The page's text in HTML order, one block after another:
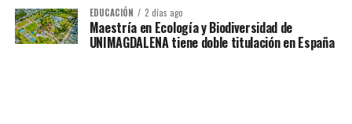
EDUCACIÓN 2 días ago
Maestría en Ecología y Biodiversidad de
UNIMAGDALENA tiene doble titulación en España